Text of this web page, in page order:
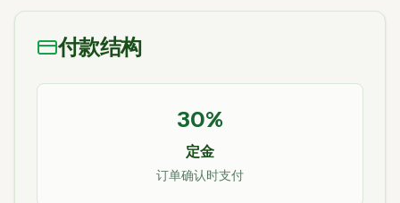
付款结构
30%
定金
订单确认时支付